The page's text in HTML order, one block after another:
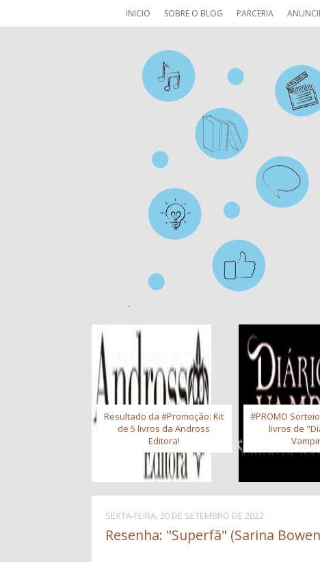
INICIO SOBRE O BLOG PARCERIA
Resultado da #Promoção: Kit
de 5 livros da Andross
Editora!
#PROMO
livros de
SEXTA-FEIRA, 30 DE SETEMBRO DE 2022
Resenha: "Superfã" (Sarina